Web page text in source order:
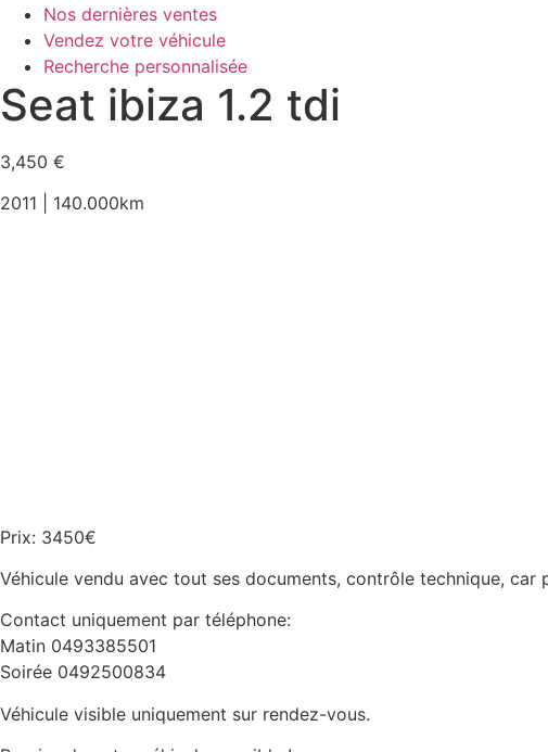
Nos dernières ventes
Vendez votre véhicule
Recherche personnalisée
Seat ibiza 1.2 tdi
3,450 €
2011 | 140.000km
Prix: 3450€
Véhicule vendu avec tout ses documents, contrôle technique, car
Contact uniquement par téléphone:
Matin 0493385501
Soirée 0492500834
Véhicule visible uniquement sur rendez-vous.